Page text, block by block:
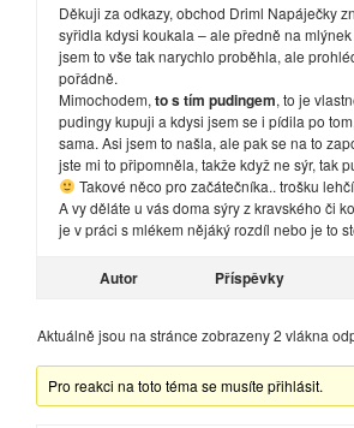
Děkuji za odkazy, obchod Driml Napáječky
syřidla kdysi koukala – ale předně na
jsem to vše tak narychlo proběhla, ale
pořádně.
Mimochodem, to s tím pudingem, to je
pudingy kupuji a kdysi jsem se i pídila po
sama. Asi jsem to našla, ale pak se na to
jste mi to připomněla, takže když ne sýr, tak
Takové něco pro začátečníka.. trošku
A vy děláte u vás doma sýry z kravského či
je v práci s mlékem nějáký rozdíl nebo je to
Autor Příspěvky
Aktuálně jsou na stránce zobrazeny 2 vlákna
Pro reakci na toto téma se musíte přihlásit.